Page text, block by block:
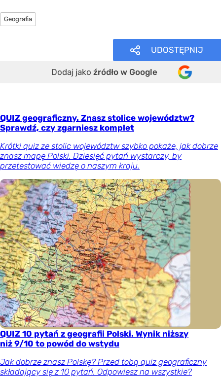
Geografia
UDOSTĘPNIJ
Dodaj jako źródło w Google
QUIZ geograficzny. Znasz stolice województw?
Sprawdź, czy zgarniesz komplet
Krótki quiz ze stolic województw szybko pokaże, jak dobrze
znasz mapę Polski. Dziesięć pytań wystarczy, by
przetestować wiedzę o naszym kraju.
QUIZ 10 pytań z geografii Polski. Wynik niższy
niż 9/10 to powód do wstydu
Jak dobrze znasz Polskę? Przed tobą quiz geograficzny
składający się z 10 pytań. Odpowiesz na wszystkie?